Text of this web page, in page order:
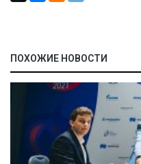
ПОХОЖИЕ НОВОСТИ